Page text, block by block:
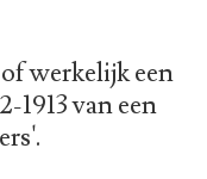
werkelijk een
1913 van een